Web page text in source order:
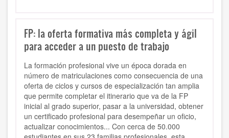
FP: la oferta formativa más completa y ágil
para acceder a un puesto de trabajo
La formación profesional vive un época dorada en
número de matriculaciones como consecuencia de una
oferta de ciclos y cursos de especialización tan amplia
que permite completar el itinerario que va de la FP
inicial al grado superior, pasar a la universidad, obtener
un certificado profesional para desempeñar un oficio,
actualizar conocimientos... Con cerca de 50.000